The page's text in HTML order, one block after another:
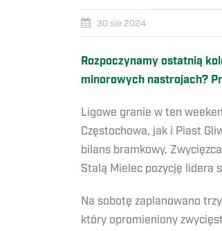
30 sie 2024
Rozpoczynamy ostatnią
minorowych nastrojach?
Ligowe granie w ten
Częstochowa, jak i Piast
bilans bramkowy.
Stalą Mielec pozycję lidera
Na sobotę zaplanowano
który opromieniony